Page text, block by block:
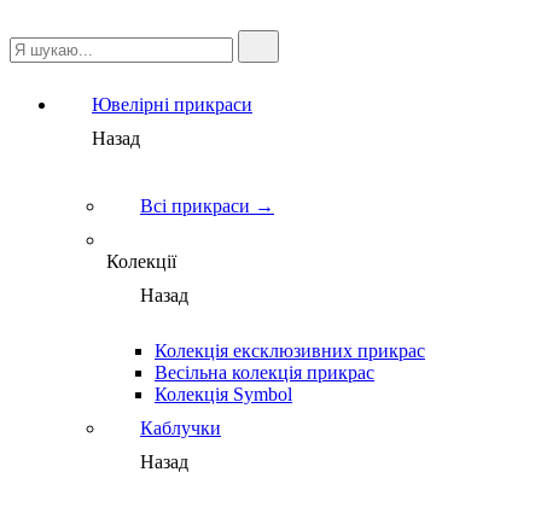
Ювелірні прикраси
Назад
Всі прикраси →
Колекції
Назад
Колекція ексклюзивних прикрас
Весільна колекція прикрас
Колекція Symbol
Каблучки
Назад